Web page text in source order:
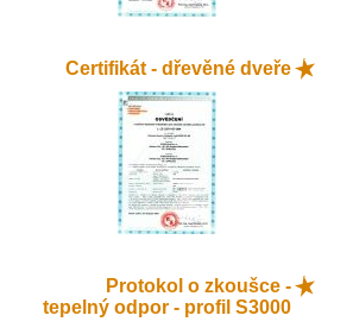
Certifikát - dřevěné dveře
Protokol o zkoušce -
tepelný odpor - profil S3000